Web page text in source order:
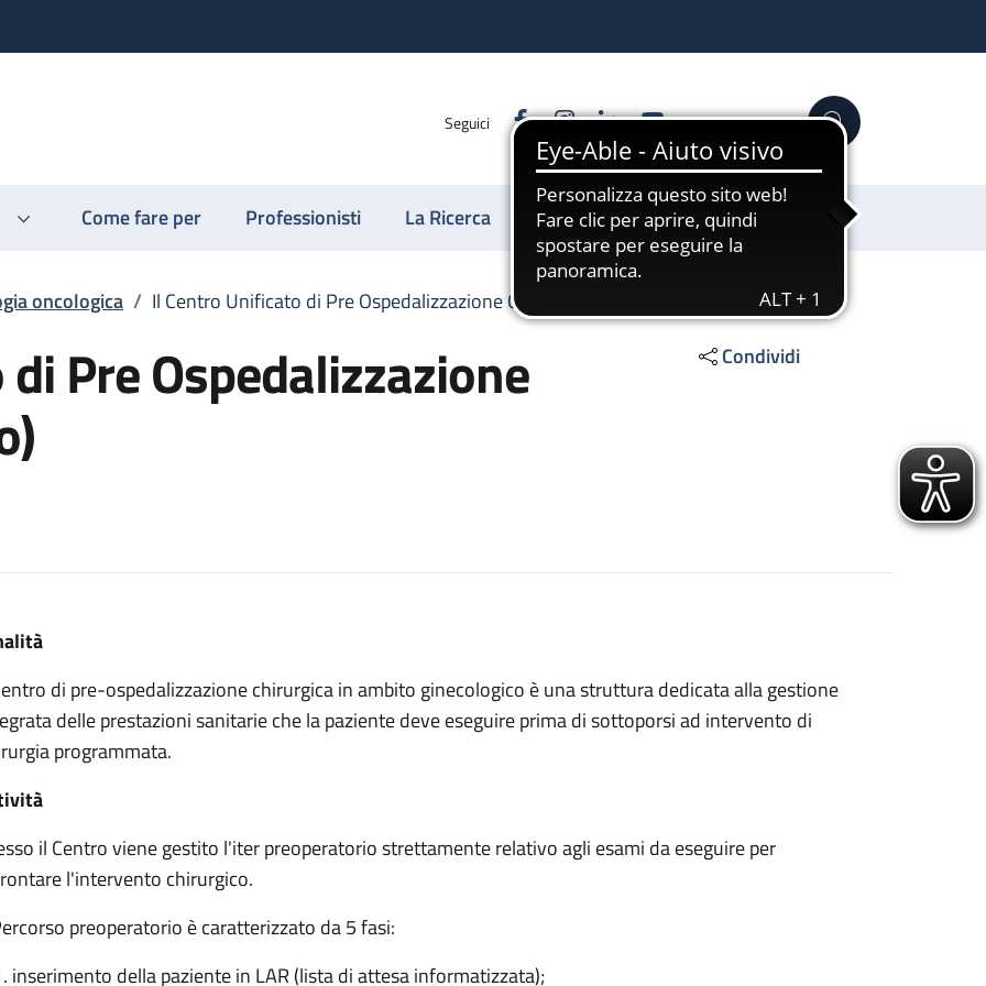
Seguici FacebookInstagram
LinkedinYouTube Cerca
Come fare per Professionisti La Ricerca Sostienici
oncologica / Il Centro Unificato di Pre Ospedalizzazione Chirurgica (De Iaco)
Pre Ospedalizzazione Condividi
Chirurgica (De Iaco)
Chirurgica (De Iaco)
Chirurgica (De Iaco)
Ospedalizzazione Chirurgica (De Iaco)
di pre-ospedalizzazione chirurgica in ambito ginecologico è una struttura dedicata alla gestione
delle prestazioni sanitarie che la paziente deve eseguire prima di sottoporsi ad intervento di
programmata.
il Centro viene gestito l'iter preoperatorio strettamente relativo agli esami da eseguire per
l'intervento chirurgico.
preoperatorio è caratterizzato da 5 fasi:
inserimento della paziente in LAR (lista di attesa informatizzata);